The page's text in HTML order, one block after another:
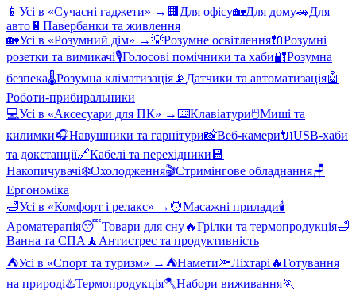
📱 Усі в «Сучасні гаджети» → 🏢 Для офісу🏡Для дому🚗Для
авто 🔋 Павербанки та живлення
🏡Усі в «Розумний дім» →💡Розумне освітлення🔌Розумні
розетки та вимикачі🎙️Голосові помічники та хаби🔐Розумна
безпека🌡️Розумна кліматизація 📡 Датчики та автоматизація🤖
Роботи-прибиральники
💻Усі в «Аксесуари для ПК» →⌨️Клавіатури🖱️Миші та
килимки🎧Навушники та гарнітури📸Веб-камери🔌USB-хаби
та докстанції🔗Кабелі та перехідники 💾
Накопичувачі❄️Охолодження🎬Стримінгове обладнання🪑
Ергономіка
🛁Усі в «Комфорт і релакс» → 💆Масажні прилади🕯️
Ароматерапія😴Товари для сну🔥Грілки та термопродукція🛁
Ванна та СПА 🧘 Антистрес та продуктивність
⛺Усі в «Спорт та туризм» → ⛺Намети🔦Ліхтарі 🔥Готування
на природі♨️Термопродукція🪓Набори виживання🏃